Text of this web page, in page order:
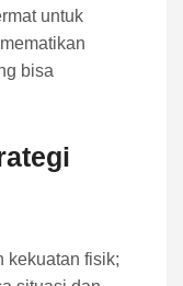
untuk
bisa
kekuatan fisik;